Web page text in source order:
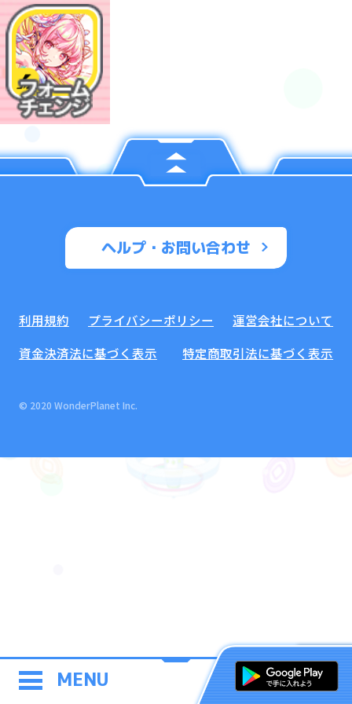
MENU
ヘルプ・お問い合わせ
利用規約 プライバシーポリシー
運営会社について
資金決済法に基づく表示
特定商取引法に基づく表示
© 2020 WonderPlanet Inc.